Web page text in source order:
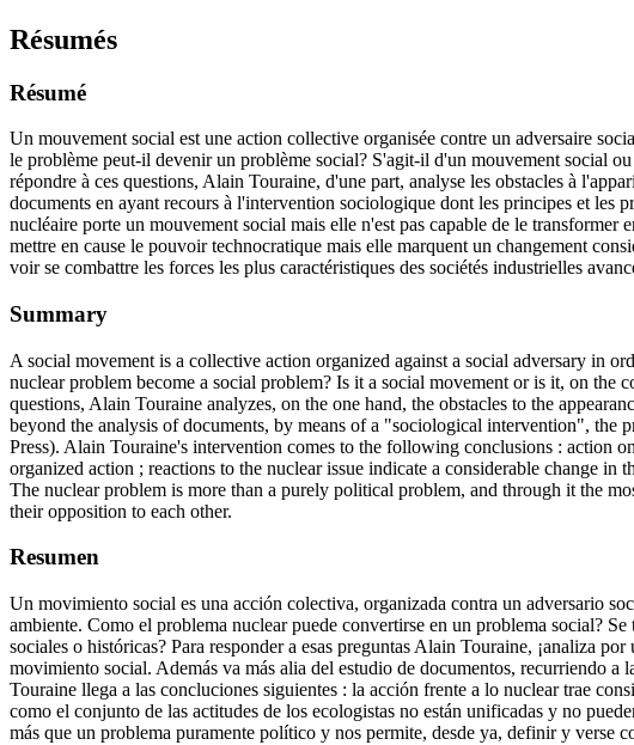
Résumés
Résumé
Un mouvement social est une action collective organisée contre un adversaire
le problème peut-il devenir un problème social? S'agit-il d'un mouvement social
répondre à ces questions, Alain Touraine, d'une part, analyse les obstacles à
documents en ayant recours à l'intervention sociologique dont les principes et
nucléaire porte un mouvement social mais elle n'est pas capable de le transformer
mettre en cause le pouvoir technocratique mais elle marquent un changement
voir se combattre les forces les plus caractéristiques des sociétés industrielles
Summary
A social movement is a collective action organized against a social adversary in
nuclear problem become a social problem? Is it a social movement or is it, on the
questions, Alain Touraine analyzes, on the one hand, the obstacles to the
beyond the analysis of documents, by means of a "sociological intervention",
Press). Alain Touraine's intervention comes to the following conclusions : action
organized action ; reactions to the nuclear issue indicate a considerable change
The nuclear problem is more than a purely political problem, and through it the
their opposition to each other.
Resumen
Un movimiento social es una acción colectiva, organizada contra un adversario
ambiente. Como el problema nuclear puede convertirse en un problema social?
sociales o históricas? Para responder a esas preguntas Alain Touraine, ¡analiza
movimiento social. Además va más alia del estudio de documentos, recurriendo
Touraine llega a las concluciones siguientes : la acción frente a lo nuclear trae
como el conjunto de las actitudes de los ecologistas no están unificadas y no
más que un problema puramente político y nos permite, desde ya, definir y verse